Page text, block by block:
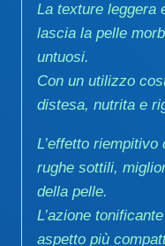
La texture leggera
lascia la pelle
untuosi.
Con un utilizzo
distesa, nutrita e
L’effetto
rughe sottili,
della pelle.
L’azione
aspetto più